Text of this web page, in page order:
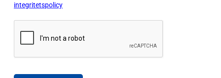
integritetspolicy